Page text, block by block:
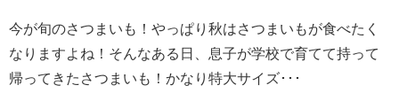
今が旬のさつまいも！やっぱり秋はさつまいもが食べたく
なりますよね！そんなある日、息子が学校で育てて持って
帰ってきたさつまいも！かなり特大サイズ･･･